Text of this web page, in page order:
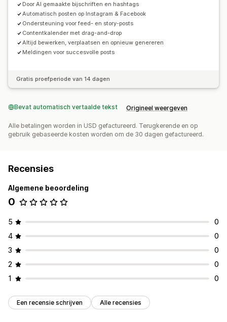
Door AI gemaakte bijschriften en hashtags
Automatisch posten op Instagram & Facebook
Ondersteuning voor feed- en story-posts
Contentkalender met drag-and-drop
Altijd bewerken, verplaatsen en opnieuw genereren
Meldingen voor succesvolle posts
Gratis proefperiode van 14 dagen
Bevat automatisch vertaalde tekst Origineel weergeven
Alle betalingen worden in USD gefactureerd. Terugkerende en op
gebruik gebaseerde kosten worden om de 30 dagen gefactureerd.
Recensies
Algemene beoordeling
0
5
0
4
0
3
0
2
0
1
0
Een recensie schrijven Alle recensies